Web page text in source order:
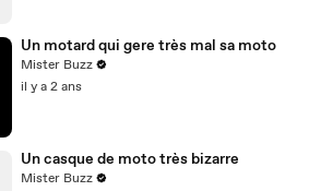
Un motard qui gere très mal sa moto
Mister Buzz
il y a 2 ans
Un casque de moto très bizarre
Mister Buzz